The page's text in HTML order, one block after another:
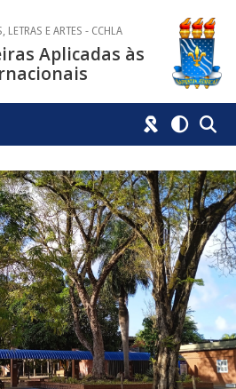
LETRAS E ARTES - CCHLA
Aplicadas às